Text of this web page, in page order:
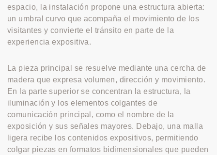
espacio, la instalación propone una estructura abierta:
un umbral curvo que acompaña el movimiento de los
visitantes y convierte el tránsito en parte de la
experiencia expositiva.
La pieza principal se resuelve mediante una cercha de
madera que expresa volumen, dirección y movimiento.
En la parte superior se concentran la estructura, la
iluminación y los elementos colgantes de
comunicación principal, como el nombre de la
exposición y sus señales mayores. Debajo, una malla
ligera recibe los contenidos expositivos, permitiendo
colgar piezas en formatos bidimensionales que pueden